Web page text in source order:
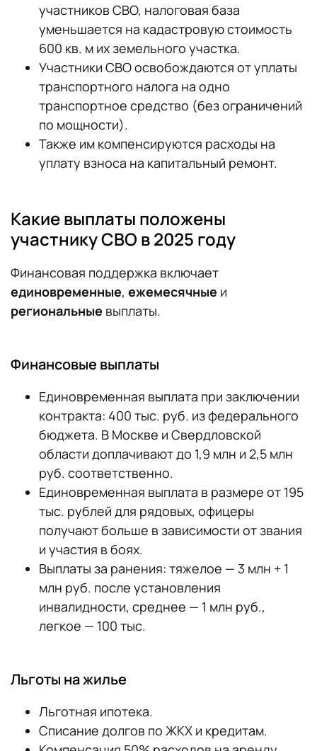
участников СВО, налоговая база
уменьшается на кадастровую стоимость
600 кв. м их земельного участка.
Участники СВО освобождаются от уплаты
транспортного налога на одно
транспортное средство (без ограничений
по мощности).
Также им компенсируются расходы на
уплату взноса на капитальный ремонт.
Какие выплаты положены
участнику СВО в 2025 году
Финансовая поддержка включает
единовременные, ежемесячные и
региональные выплаты.
Финансовые выплаты
Единовременная выплата при заключении
контракта: 400 тыс. руб. из федерального
бюджета. В Москве и Свердловской
области доплачивают до 1,9 млн и 2,5 млн
руб. соответственно.
Единовременная выплата в размере от 195
тыс. рублей для рядовых, офицеры
получают больше в зависимости от звания
и участия в боях.
Выплаты за ранения: тяжелое — 3 млн + 1
млн руб. после установления
инвалидности, среднее — 1 млн руб.,
легкое — 100 тыс.
Льготы на жилье
Льготная ипотека.
Списание долгов по ЖКХ и кредитам.